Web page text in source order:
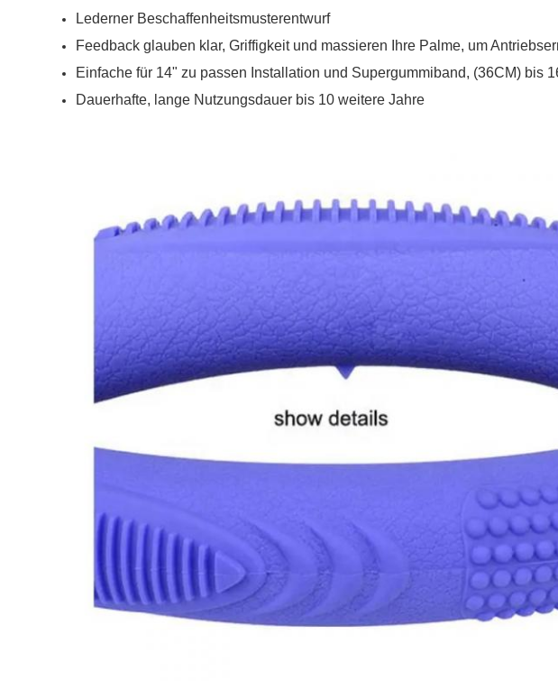
Lederner Beschaffenheitsmusterentwurf
Feedback glauben klar, Griffigkeit und massieren Ihre Palme, um
Einfache für 14" zu passen Installation und Supergummiband, (36CM) bis
Dauerhafte, lange Nutzungsdauer bis 10 weitere Jahre